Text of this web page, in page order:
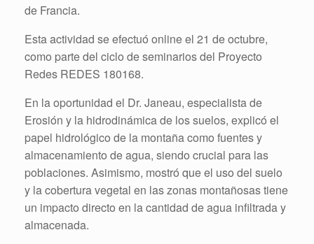
de Francia.
Esta actividad se efectuó online el 21 de octubre,
como parte del ciclo de seminarios del Proyecto
Redes REDES 180168.
En la oportunidad el Dr. Janeau, especialista de
Erosión y la hidrodinámica de los suelos, explicó el
papel hidrológico de la montaña como fuentes y
almacenamiento de agua, siendo crucial para las
poblaciones. Asimismo, mostró que el uso del suelo
y la cobertura vegetal en las zonas montañosas tiene
un impacto directo en la cantidad de agua infiltrada y
almacenada.